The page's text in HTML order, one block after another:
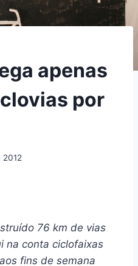
apenas
por
2012
76 km de vias
na conta ciclofaixas
fins de semana